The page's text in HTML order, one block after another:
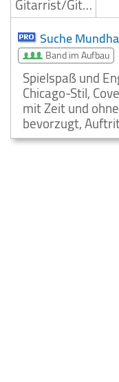
Suche
Band im Aufbau
Spielspaß und
Chicago-Stil,
mit Zeit und
bevorzugt,